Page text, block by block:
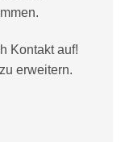
Kontakt auf!
erweitern.